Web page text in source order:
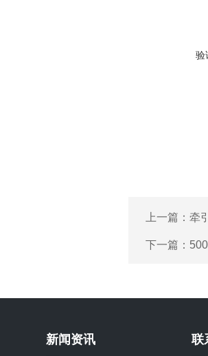
验
上一篇： 牵
下一篇：
新闻资讯 联